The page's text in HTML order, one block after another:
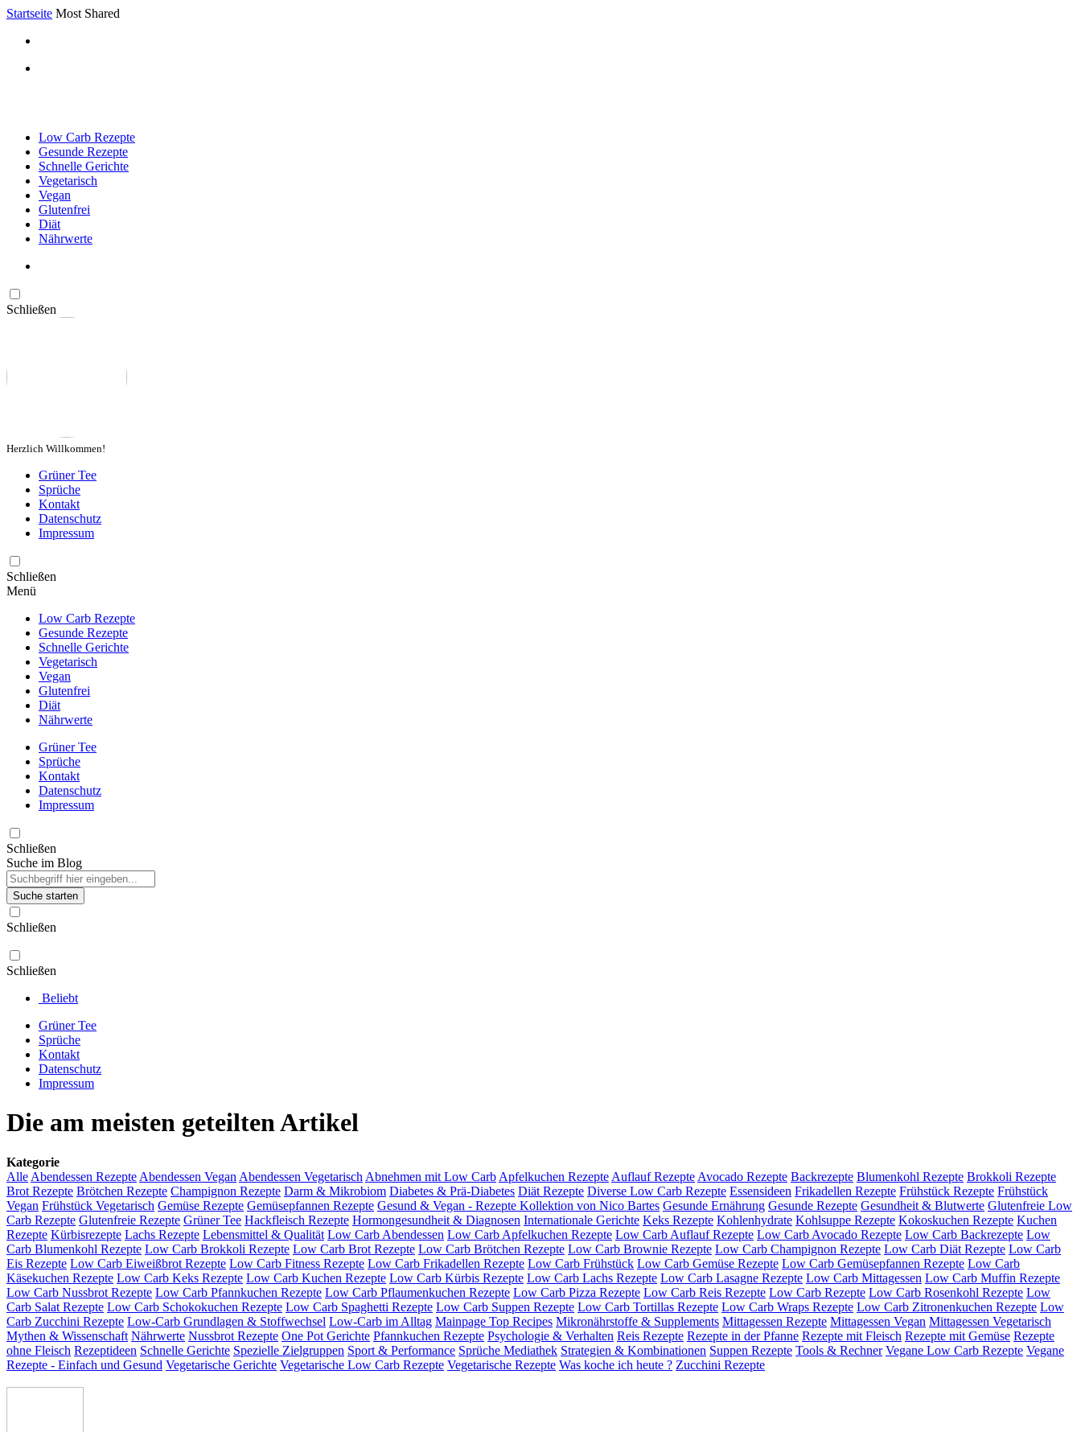
Startseite Most Shared
Low Carb Rezepte
Gesunde Rezepte
Schnelle Gerichte
Vegetarisch
Vegan
Glutenfrei
Diät
Nährwerte
Schließen
Herzlich Willkommen!
Grüner Tee
Sprüche
Kontakt
Datenschutz
Impressum
Schließen
Menü
Low Carb Rezepte
Gesunde Rezepte
Schnelle Gerichte
Vegetarisch
Vegan
Glutenfrei
Diät
Nährwerte
Grüner Tee
Sprüche
Kontakt
Datenschutz
Impressum
Schließen
Suche im Blog
Suche starten
Schließen
Schließen
Beliebt
Grüner Tee
Sprüche
Kontakt
Datenschutz
Impressum
Die am meisten geteilten Artikel
Kategorie
Alle Abendessen Rezepte Abendessen Vegan Abendessen Vegetarisch Abnehmen mit Low Carb Apfelkuchen Rezepte Auflauf Rezepte Avocado Rezepte Backrezepte Blumenkohl Rezepte Brokkoli Rezepte
Brot Rezepte Brötchen Rezepte Champignon Rezepte Darm & Mikrobiom Diabetes & Prä-Diabetes Diät Rezepte Diverse Low Carb Rezepte Essensideen Frikadellen Rezepte Frühstück Rezepte Frühstück
Vegan Frühstück Vegetarisch Gemüse Rezepte Gemüsepfannen Rezepte Gesund & Vegan - Rezepte Kollektion von Nico Bartes Gesunde Ernährung Gesunde Rezepte Gesundheit & Blutwerte Glutenfreie Low
Carb Rezepte Glutenfreie Rezepte Grüner Tee Hackfleisch Rezepte Hormongesundheit & Diagnosen Internationale Gerichte Keks Rezepte Kohlenhydrate Kohlsuppe Rezepte Kokoskuchen Rezepte Kuchen
Rezepte Kürbisrezepte Lachs Rezepte Lebensmittel & Qualität Low Carb Abendessen Low Carb Apfelkuchen Rezepte Low Carb Auflauf Rezepte Low Carb Avocado Rezepte Low Carb Backrezepte Low
Carb Blumenkohl Rezepte Low Carb Brokkoli Rezepte Low Carb Brot Rezepte Low Carb Brötchen Rezepte Low Carb Brownie Rezepte Low Carb Champignon Rezepte Low Carb Diät Rezepte Low Carb
Eis Rezepte Low Carb Eiweißbrot Rezepte Low Carb Fitness Rezepte Low Carb Frikadellen Rezepte Low Carb Frühstück Low Carb Gemüse Rezepte Low Carb Gemüsepfannen Rezepte Low Carb
Käsekuchen Rezepte Low Carb Keks Rezepte Low Carb Kuchen Rezepte Low Carb Kürbis Rezepte Low Carb Lachs Rezepte Low Carb Lasagne Rezepte Low Carb Mittagessen Low Carb Muffin Rezepte
Low Carb Nussbrot Rezepte Low Carb Pfannkuchen Rezepte Low Carb Pflaumenkuchen Rezepte Low Carb Pizza Rezepte Low Carb Reis Rezepte Low Carb Rezepte Low Carb Rosenkohl Rezepte Low
Carb Salat Rezepte Low Carb Schokokuchen Rezepte Low Carb Spaghetti Rezepte Low Carb Suppen Rezepte Low Carb Tortillas Rezepte Low Carb Wraps Rezepte Low Carb Zitronenkuchen Rezepte Low
Carb Zucchini Rezepte Low-Carb Grundlagen & Stoffwechsel Low-Carb im Alltag Mainpage Top Recipes Mikronährstoffe & Supplements Mittagessen Rezepte Mittagessen Vegan Mittagessen Vegetarisch
Mythen & Wissenschaft Nährwerte Nussbrot Rezepte One Pot Gerichte Pfannkuchen Rezepte Psychologie & Verhalten Reis Rezepte Rezepte in der Pfanne Rezepte mit Fleisch Rezepte mit Gemüse Rezepte
ohne Fleisch Rezeptideen Schnelle Gerichte Spezielle Zielgruppen Sport & Performance Sprüche Mediathek Strategien & Kombinationen Suppen Rezepte Tools & Rechner Vegane Low Carb Rezepte Vegane
Rezepte - Einfach und Gesund Vegetarische Gerichte Vegetarische Low Carb Rezepte Vegetarische Rezepte Was koche ich heute ? Zucchini Rezepte